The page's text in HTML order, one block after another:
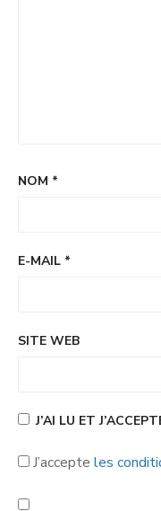
NOM *
E-MAIL *
SITE WEB
J’AI LU ET
J’accepte les